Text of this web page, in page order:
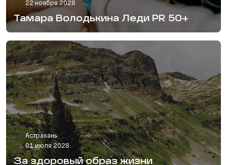
22 ноября 2028
Тамара Володькина Леди PR 50+
Астрахань
01 июля 2028
За здоровый образ жизни